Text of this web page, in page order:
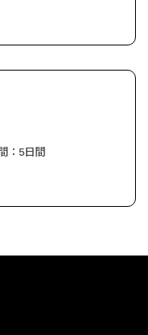
：5日間